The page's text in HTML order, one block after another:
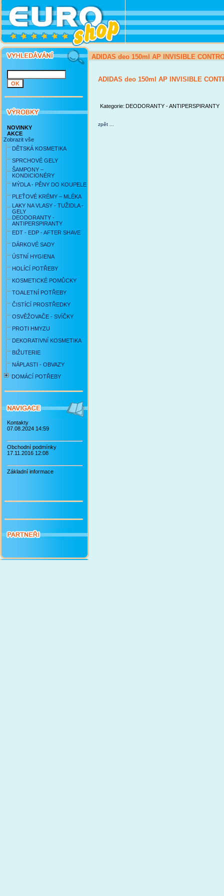
NOVINKY
AKCE
Zobrazit vše
DĚTSKÁ KOSMETIKA
SPRCHOVÉ GELY
ŠAMPONY –
KONDICIONÉRY
MÝDLA - PĚNY DO KOUPELE
PLEŤOVÉ KRÉMY – MLÉKA
LAKY NA VLASY - TUŽIDLA -
GELY
DEODORANTY -
ANTIPERSPIRANTY
EDT - EDP - AFTER SHAVE
DÁRKOVÉ SADY
ÚSTNÍ HYGIENA
HOLÍCÍ POTŘEBY
KOSMETICKÉ POMŮCKY
TOALETNÍ POTŘEBY
ČISTÍCÍ PROSTŘEDKY
OSVĚŽOVAČE - SVÍČKY
PROTI HMYZU
DEKORATIVNÍ KOSMETIKA
BIŽUTERIE
NÁPLASTI - OBVAZY
DOMÁCÍ POTŘEBY
Kontakty
07.08.2024 14:59
Obchodní podmínky
17.11.2016 12:08
Základní informace
ADIDAS deo 150ml AP INVISIBLE
ADIDAS deo 150ml AP INVISIBLE
Kategorie: DEODORANTY - ANTIPERSPIRANTY
zpět ...